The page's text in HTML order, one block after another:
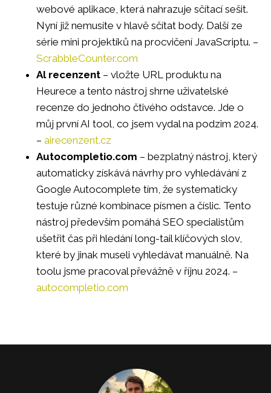
webové aplikace, která nahrazuje sčítací sešit.
Nyní již nemusíte v hlavě sčítat body. Další ze
série mini projektíků na procvičení JavaScriptu. –
ScrabbleCounter.com
Al recenzent – vložte URL produktu na
Heurece a tento nástroj shrne uživatelské
recenze do jednoho čtivého odstavce. Jde o
můj první AI tool, co jsem vydal na podzim 2024.
– airecenzent.cz
Autocompletio.com – bezplatný nástroj, který
automaticky získává návrhy pro vyhledávání z
Google Autocomplete tím, že systematicky
testuje různé kombinace písmen a číslic. Tento
nástroj především pomáhá SEO specialistům
ušetřit čas při hledání long-tail klíčových slov,
které by jinak museli vyhledávat manuálně. Na
toolu jsme pracoval převážně v říjnu 2024. –
autocompletio.com